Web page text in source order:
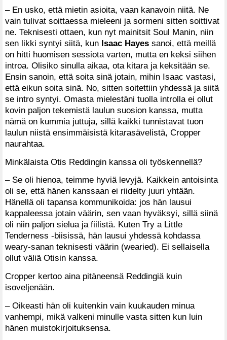
– En usko, että mietin asioita, vaan kanavoin niitä. Ne
vain tulivat soittaessa mieleeni ja sormeni sitten soittivat
ne. Teknisesti ottaen, kun nyt mainitsit Soul Manin, niin
sen likki syntyi siitä, kun Isaac Hayes sanoi, että meillä
on hitti huomisen sessiota varten, mutta en keksi siihen
introa. Olisiko sinulla aikaa, ota kitara ja keksitään se.
Ensin sanoin, että soita sinä jotain, mihin Isaac vastasi,
että eikun soita sinä. No, sitten soitettiin yhdessä ja siitä
se intro syntyi. Omasta mielestäni tuolla introlla ei ollut
kovin paljon tekemistä laulun suosion kanssa, mutta
nämä on kummia juttuja, sillä kaikki tunnistavat tuon
laulun niistä ensimmäisistä kitarasävelistä, Cropper
naurahtaa.
Minkälaista Otis Reddingin kanssa oli työskennellä?
– Se oli hienoa, teimme hyviä levyjä. Kaikkein antoisinta
oli se, että hänen kanssaan ei riidelty juuri yhtään.
Hänellä oli tapansa kommunikoida: jos hän lausui
kappaleessa jotain väärin, sen vaan hyväksyi, sillä siinä
oli niin paljon sielua ja fiilistä. Kuten Try a Little
Tenderness -biisissä, hän lausui yhdessä kohdassa
weary-sanan teknisesti väärin (wearied). Ei sellaisella
ollut väliä Otisin kanssa.
Cropper kertoo aina pitäneensä Reddingiä kuin
isoveljenään.
– Oikeasti hän oli kuitenkin vain kuukauden minua
vanhempi, mikä valkeni minulle vasta sitten kun luin
hänen muistokirjoituksensa.